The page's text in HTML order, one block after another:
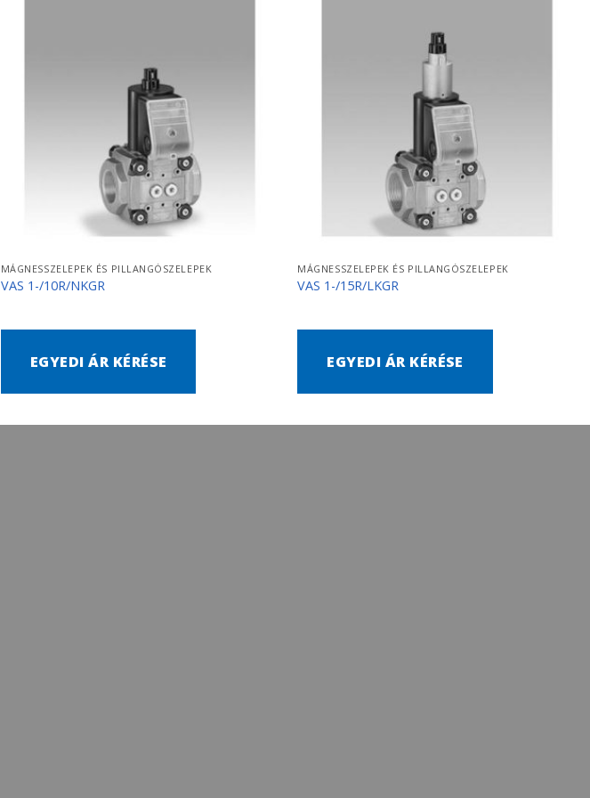
MÁGNESSZELEPEK ÉS PILLANGÓSZELEPEK
VAS 1-/10R/NKGR
EGYEDI ÁR KÉRÉSE
MÁGNESSZELEPEK ÉS PILLANGÓSZELEPEK
VAS 1-/15R/LKGR
EGYEDI ÁR KÉRÉSE